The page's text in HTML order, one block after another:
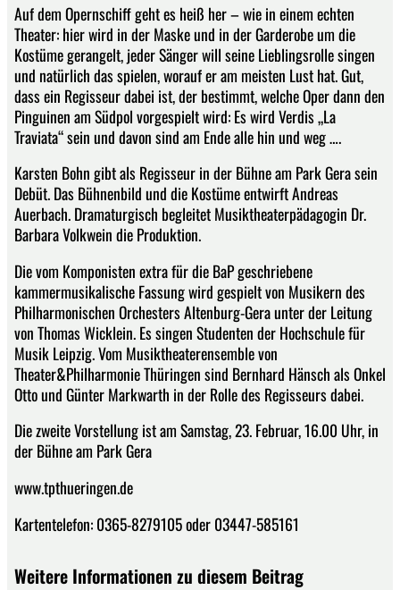
Auf dem Opernschiff geht es heiß her – wie in einem echten
Theater: hier wird in der Maske und in der Garderobe um die
Kostüme gerangelt, jeder Sänger will seine Lieblingsrolle singen
und natürlich das spielen, worauf er am meisten Lust hat. Gut,
dass ein Regisseur dabei ist, der bestimmt, welche Oper dann den
Pinguinen am Südpol vorgespielt wird: Es wird Verdis „La
Traviata“ sein und davon sind am Ende alle hin und weg ….
Karsten Bohn gibt als Regisseur in der Bühne am Park Gera sein
Debüt. Das Bühnenbild und die Kostüme entwirft Andreas
Auerbach. Dramaturgisch begleitet Musiktheaterpädagogin Dr.
Barbara Volkwein die Produktion.
Die vom Komponisten extra für die BaP geschriebene
kammermusikalische Fassung wird gespielt von Musikern des
Philharmonischen Orchesters Altenburg-Gera unter der Leitung
von Thomas Wicklein. Es singen Studenten der Hochschule für
Musik Leipzig. Vom Musiktheaterensemble von
Theater&Philharmonie Thüringen sind Bernhard Hänsch als Onkel
Otto und Günter Markwarth in der Rolle des Regisseurs dabei.
Die zweite Vorstellung ist am Samstag, 23. Februar, 16.00 Uhr, in
der Bühne am Park Gera
www.tpthueringen.de
Kartentelefon: 0365-8279105 oder 03447-585161
Weitere Informationen zu diesem Beitrag